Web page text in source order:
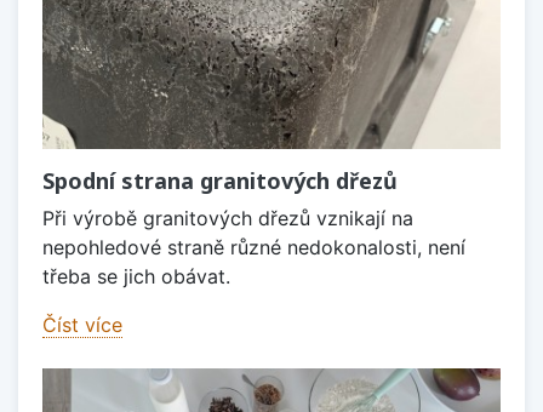
Spodní strana granitových dřezů
Při výrobě granitových dřezů vznikají na
nepohledové straně různé nedokonalosti, není
třeba se jich obávat.
Číst více